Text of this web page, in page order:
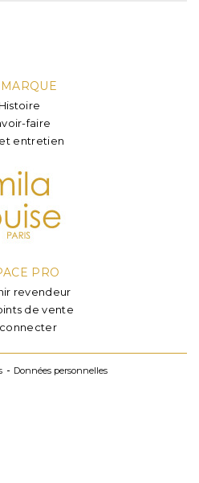
Histoire
faire
entretien
PRO
revendeur
de vente
Données personnelles